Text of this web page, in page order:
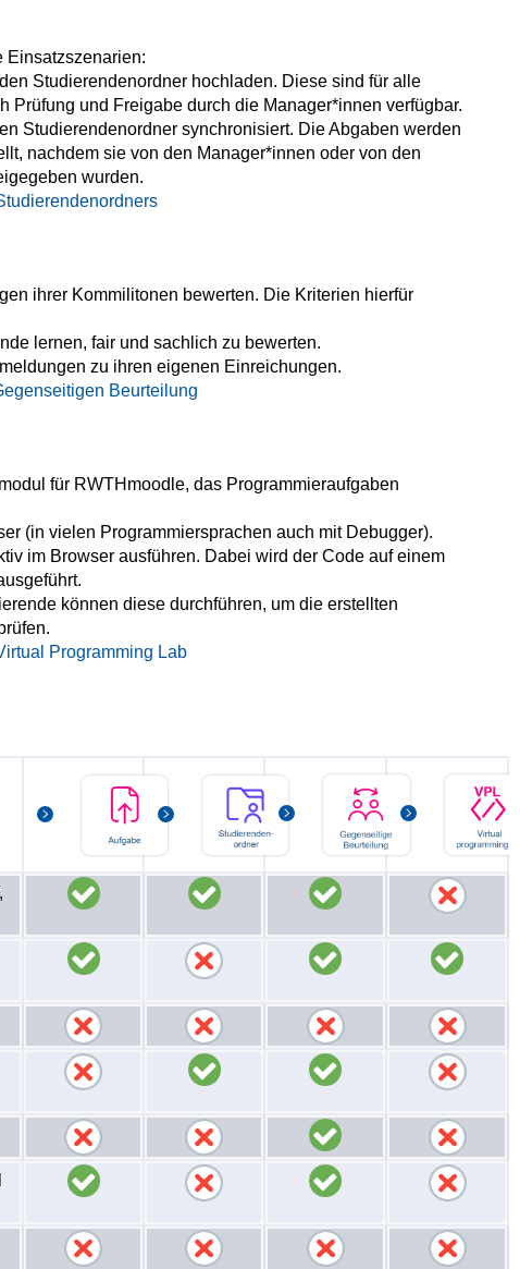
Einsatzszenarien:
Studierendenordner hochladen. Diese sind für alle
Prüfung und Freigabe durch die Manager*innen verfügbar.
Studierendenordner synchronisiert. Die Abgaben werden
nachdem sie von den Manager*innen oder von den
wurden.
ihrer Kommilitonen bewerten. Die Kriterien hierfür
lernen, fair und sachlich zu bewerten.
zu ihren eigenen Einreichungen.
Beurteilung
für RWTHmoodle, das Programmieraufgaben
(in vielen Programmiersprachen auch mit Debugger).
im Browser ausführen. Dabei wird der Code auf einem
können diese durchführen, um die erstellten
Programming Lab